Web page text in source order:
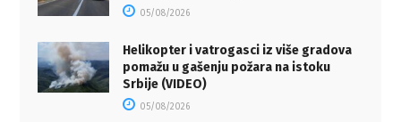
05/08/2026
Helikopter i vatrogasci iz više gradova
pomažu u gašenju požara na istoku
Srbije (VIDEO)
05/08/2026